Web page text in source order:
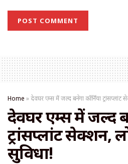
Home »देवघर एम्स में जल्द बनेगा कॉर्निया ट्रांसप्लांट
देवघर एम्स में जल्द
ट्रांसप्लांट सेक्शन,
सुविधा!